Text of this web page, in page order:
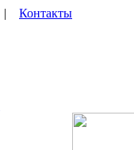
| Контакты